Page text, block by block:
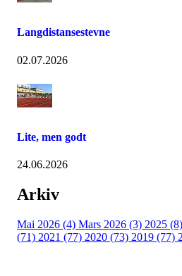
Langdistansestevne
02.07.2026
Lite, men godt
24.06.2026
Arkiv
Mai 2026 (4) Mars 2026 (3) 2025 (8)
(71) 2021 (77) 2020 (73) 2019 (77)